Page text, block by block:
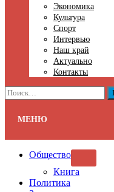
Экономика
Культура
Спорт
Интервью
Наш край
Актуально
Контакты
Найти:
МЕНЮ
Общество
Книга
Политика